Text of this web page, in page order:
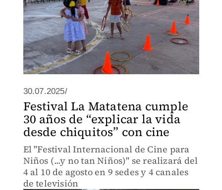
30.07.2025/
Festival La Matatena cumple
30 años de “explicar la vida
desde chiquitos” con cine
El "Festival Internacional de Cine para
Niños (...y no tan Niños)" se realizará del
4 al 10 de agosto en 9 sedes y 4 canales
de televisión